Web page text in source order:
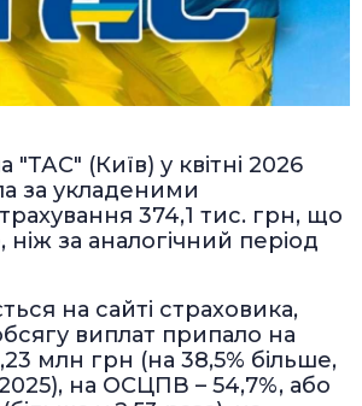
"ТАС" (Київ) у квітні 2026
за укладеними
374,1 тис. грн, що
ніж за аналогічний період
на сайті страховика,
виплат припало на
млн грн (на 38,5% більше,
на ОСЦПВ – 54,7%, або